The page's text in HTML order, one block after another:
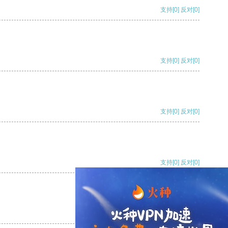
支持[0] 反对[0]
支持[0] 反对[0]
支持[0] 反对[0]
支持[0] 反对[0]
支持[0] 反对